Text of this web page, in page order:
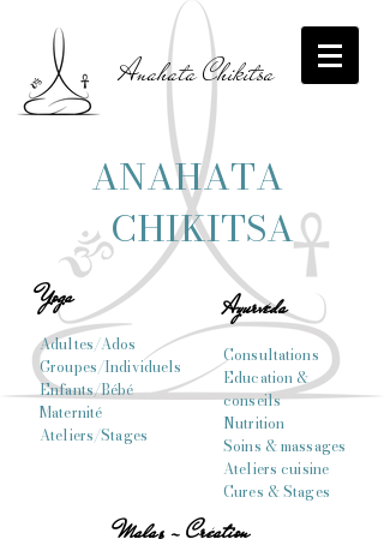
Anahata Chikitsa
ANAHATA
CHIKITSA
Yoga
Adultes/Ados
Groupes/Individuels
Enfants/Bébé
Maternité
Ateliers/Stages
Ayurvéda
Consultations
Education &
conseils
Nutrition
Soins & massages
Ateliers cuisine
Cures & Stages
Malas - Création